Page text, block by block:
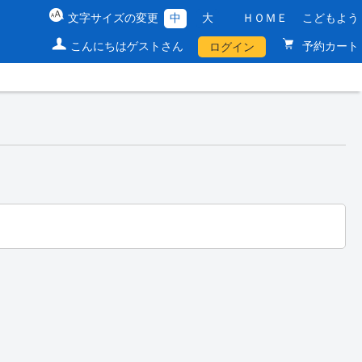
文字サイズの変更 中 大 ＨＯＭＥ こどもよう
こんにちはゲストさん ログイン 予約カート